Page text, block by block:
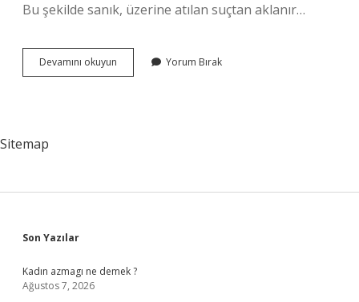
Bu şekilde sanık, üzerine atılan suçtan aklanır…
Devamını okuyun
Beraat
Yorum Bırak
Sitemap
Sidebar
Son Yazılar
Kadın azmagı ne demek ?
Ağustos 7, 2026